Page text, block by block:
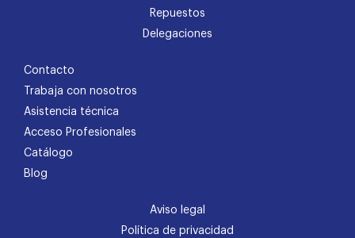
Repuestos
Delegaciones
Contacto
Trabaja con nosotros
Asistencia técnica
Acceso Profesionales
Catálogo
Blog
Aviso legal
Política de privacidad